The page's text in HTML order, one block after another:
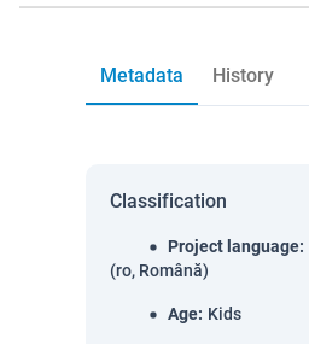
Metadata History
Classification
Project language:
(ro, Română)
Age: Kids